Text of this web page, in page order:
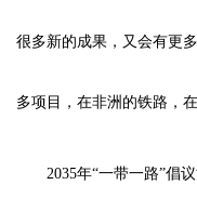
很多新的成果，又会有更
多项目，在非洲的铁路，
2035年“一带一路”倡